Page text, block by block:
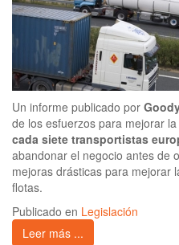
Un informe publicado por
de los esfuerzos para mejorar
cada siete transportistas
abandonar el negocio antes de
mejoras drásticas para mejorar
flotas.
Publicado en Legislación
Leer más ...